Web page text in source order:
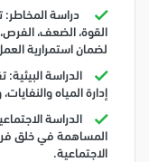
دراسة المخاطر:
القوة، الضعف،
لضمان استمرارية
الدراسة البيئية:
إدارة المياه
الدراسة
المساهمة في خلق
الاجتماعية.